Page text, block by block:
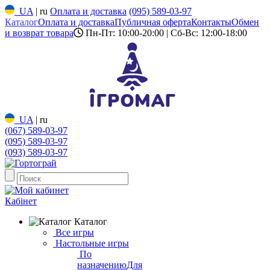
UA | ru Оплата и доставка (095) 589-03-97
КаталогОплата и доставкаПубличная офертаКонтактыОбмен
и возврат товара
Пн-Пт: 10:00-20:00 | Сб-Вс: 12:00-18:00
UA | ru
(067) 589-03-97
(095) 589-03-97
(093) 589-03-97
Кабінет
Каталог
Все игры
Настольные игры
По
назначениюДля